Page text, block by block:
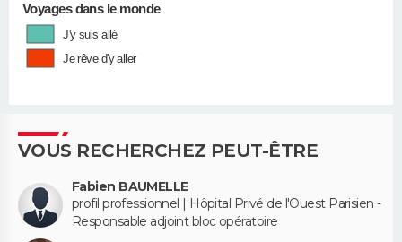
Voyages dans le monde
J'y suis allé
Je rêve d'y aller
VOUS RECHERCHEZ PEUT-ÊTRE
Fabien BAUMELLE
profil professionnel | Hôpital Privé de l'Ouest Parisien -
Responsable adjoint bloc opératoire